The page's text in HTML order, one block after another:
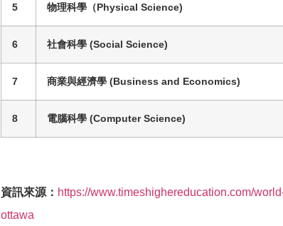
5 物理科學 （Physical Science)
6 社會科學 (Social Science)
7 商業與經濟學 (Business and Economics)
8 電腦科學 (Computer Science)
資訊來源： https://www.timeshighereducation.com/
ottawa